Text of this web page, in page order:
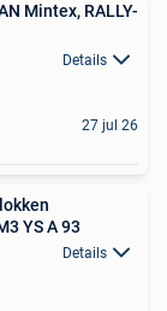
Mintex, RALLY-
Details
27 jul 26
YS A 93
Details